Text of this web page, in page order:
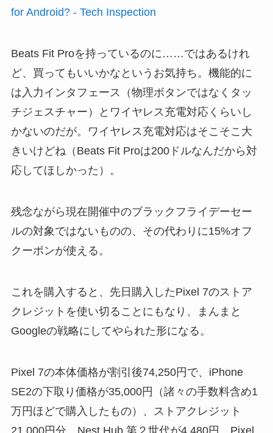
for Android? - Tech Inspection
Beats Fit Proを持っているのに……ではあるけれ
ど、買ってもいいかなというお気持ち。機能的に
は入力インタフェース（物理ボタンではなくタッ
チジェスチャー）とワイヤレス充電対応くらいし
かないのだが。ワイヤレス充電対応はそこそこ大
きいけどね（Beats Fit Proは200ドルなんだから対
応してほしかった）。
残念ながら現在開催中のブラックフライデーセー
ルの対象ではないものの、その代わりに15%オフ
クーポンが使える。
これを購入すると、先日購入したPixel 7のストア
クレジットを使い切ることにもなり、まんまと
Googleの戦略にしてやられた形になる。
Pixel 7の本体価格が割引後74,250円で、iPhone
SE2の下取り価格が35,000円（諸々の手数料含め1
万円ほどで購入したもの）、ストアクレジット
21,000円分。Nest Hub 第２世代が4,480円、Pixel